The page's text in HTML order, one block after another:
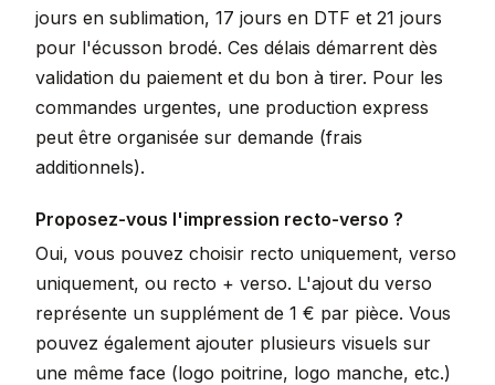
jours en sublimation, 17 jours en DTF et 21 jours
pour l'écusson brodé. Ces délais démarrent dès
validation du paiement et du bon à tirer. Pour les
commandes urgentes, une production express
peut être organisée sur demande (frais
additionnels).
Proposez-vous l'impression recto-verso ?
Oui, vous pouvez choisir recto uniquement, verso
uniquement, ou recto + verso. L'ajout du verso
représente un supplément de 1 € par pièce. Vous
pouvez également ajouter plusieurs visuels sur
une même face (logo poitrine, logo manche, etc.)